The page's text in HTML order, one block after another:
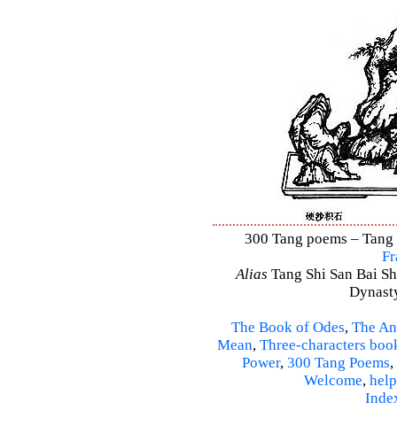
300 Tang poems –
Alias Tang Shi San Bai
The Book of Odes, The
Mean, Three-characters
Power, 300 Tang Poems,
Welcome, help